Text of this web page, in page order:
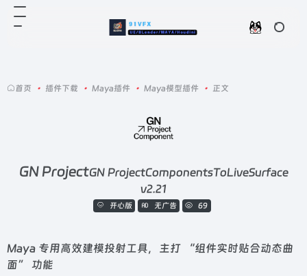
首页 • 插件下载 • Maya插件 • Maya模型插件 • 正文
GN ProjectGN ProjectComponentsToLiveSurface
v2.21
开心版 无广告 69
Maya 专用高效建模投射工具，主打 “组件实时贴合动态曲
面” 功能